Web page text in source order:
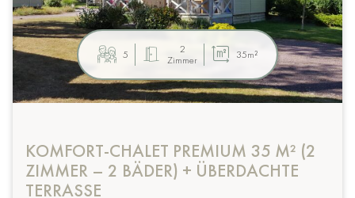
5
2
Zimmer
35m²
KOMFORT-CHALET PREMIUM 35 M² (2
ZIMMER – 2 BÄDER) + ÜBERDACHTE
TERRASSE